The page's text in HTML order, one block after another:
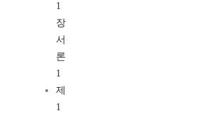
1
장
서
론
1
제
1